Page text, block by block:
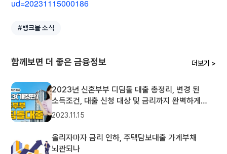
ud=20231115000186
#뱅크몰 소식
함께보면 더 좋은 금융정보 더보기 >
2023년 신혼부부 디딤돌 대출 총정리, 변경 된
소득조건, 대출 신청 대상 및 금리까지 완벽하게
정리해 드립니다.
2023.11.15
올리자마자 금리 인하, 주택담보대출 가계부채
뇌관되나